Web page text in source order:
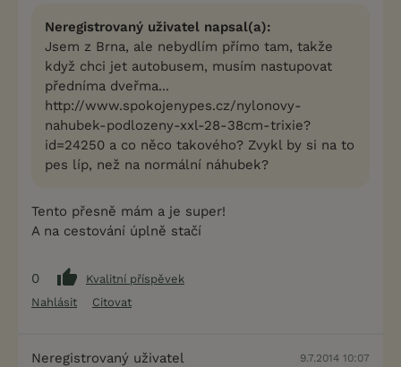
Neregistrovaný uživatel napsal(a):
Jsem z Brna, ale nebydlím přímo tam, takže
když chci jet autobusem, musím nastupovat
předníma dveřma...
http://www.spokojenypes.cz/nylonovy-
nahubek-podlozeny-xxl-28-38cm-trixie?
id=24250 a co něco takového? Zvykl by si na to
pes líp, než na normální náhubek?
Tento přesně mám a je super!
A na cestování úplně stačí
0
Kvalitní příspěvek
Nahlásit
Citovat
Neregistrovaný uživatel 9.7.2014 10:07